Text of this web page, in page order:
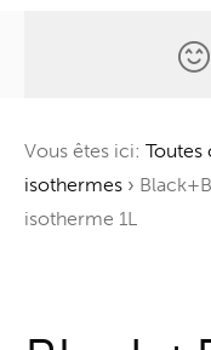
Un arbre
Vous êtes ici: Toutes
isothermes ›
isotherme 1L